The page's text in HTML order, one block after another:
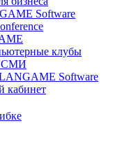
Software
клубы
СМИ
Software
кабинет